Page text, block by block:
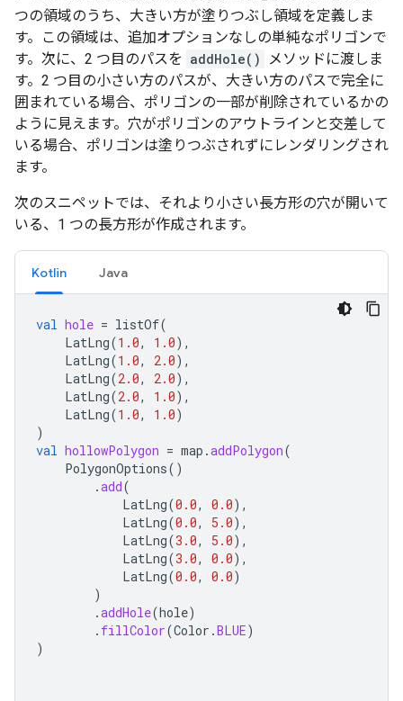
つの領域のうち、大きい方が塗りつぶし領域を定義しま
す。この領域は、追加オプションなしの単純なポリゴンで
す。次に、2 つ目のパスを addHole()
メソッドに渡しま
す。2 つ目の小さい方のパスが、大きい方のパスで完全に
囲まれている場合、ポリゴンの一部が削除されているかの
ように見えます。穴がポリゴンのアウトラインと交差して
いる場合、ポリゴンは塗りつぶされずにレンダリングされ
ます。
次のスニペットでは、それより小さい長方形の穴が開いて
いる、1 つの長方形が作成されます。
Kotlin Java
val hole = listOf(
LatLng(1.0, 1.0),
LatLng(1.0, 2.0),
LatLng(2.0, 2.0),
LatLng(2.0, 1.0),
LatLng(1.0, 1.0)
)
val hollowPolygon = map .addPolygon(
PolygonOptions()
.add(
LatLng(0.0, 0.0),
LatLng(0.0, 5.0),
LatLng(3.0, 5.0),
LatLng(3.0, 0.0),
LatLng(0.0, 0.0)
)
.addHole(hole)
. fillColor(Color .BLUE)
)